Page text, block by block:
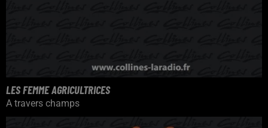
LES FEMME AGRICULTRICES
A travers champs